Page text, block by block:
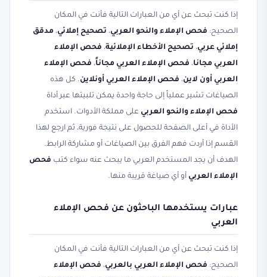
إذا كنت تبحث عن أي من العبارات التالية فأنت في المكان
الصحيح: فحص الإملاء والنحو العربي، تصحيح إملائي، مدقق
إملائي عربي، تصحيح الأخطاء الإملائية، فحص الإملاء
العربي مجانا، فحص الإملاء العربي مجاناً، فحص الإملاء
العربي أون لاين، فحص الإملاء العربي أونلاين. كل هذه
الصياغات تشير عملياً إلى حاجة واحدة يمكن تلبيتها عبر أداة
فحص الإملاء والنحو العربي على مملكة الأدوات. استخدم
الأداة في أعلى الصفحة للحصول على نتيجة فورية، ثم ارجع لهذا
القسم إذا أردت فهم الفرق بين الصياغات أو مشاركة الرابط.
الهدف أن يجد المستخدم العربي ما يبحث عنه سواء كتب فحص
الإملاء العربي أو أي صياغة قريبة منها.
عبارات يستخدمها الباحثون عن فحص الإملاء
العربي
إذا كنت تبحث عن أي من العبارات التالية فأنت في المكان
الصحيح: فحص الإملاء العربي بالعربي، فحص الإملاء